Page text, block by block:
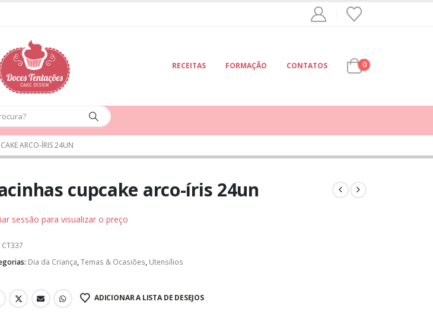
RECEITAS FORMAÇÃO CONTATOS 0
ARCO-ÍRIS 24UN
cupcake arco-íris 24un
sessão para visualizar o preço
CT337
Dia da Criança,Temas & Ocasiões, Utensílios
ADICIONAR A LISTA DE DESEJOS